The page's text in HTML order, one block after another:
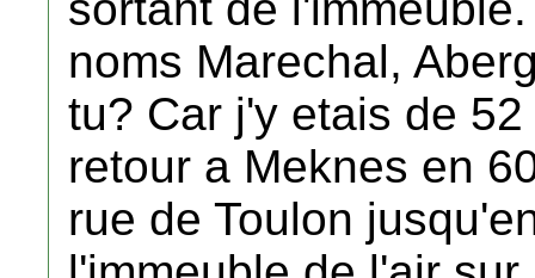
noms Marechal,
tu? Car j'y etais de
retour a Meknes en
rue de Toulon